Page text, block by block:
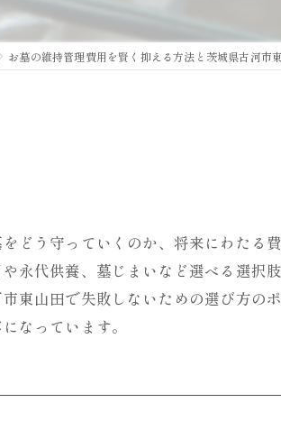
コーキング
お墓の維持管理費用を賢く抑える方法と茨城県古河市
どう守っていくのか、将来にわたる
永代供養、墓じまいなど選べる選択
東山田で失敗しないための選び方の
なっています。